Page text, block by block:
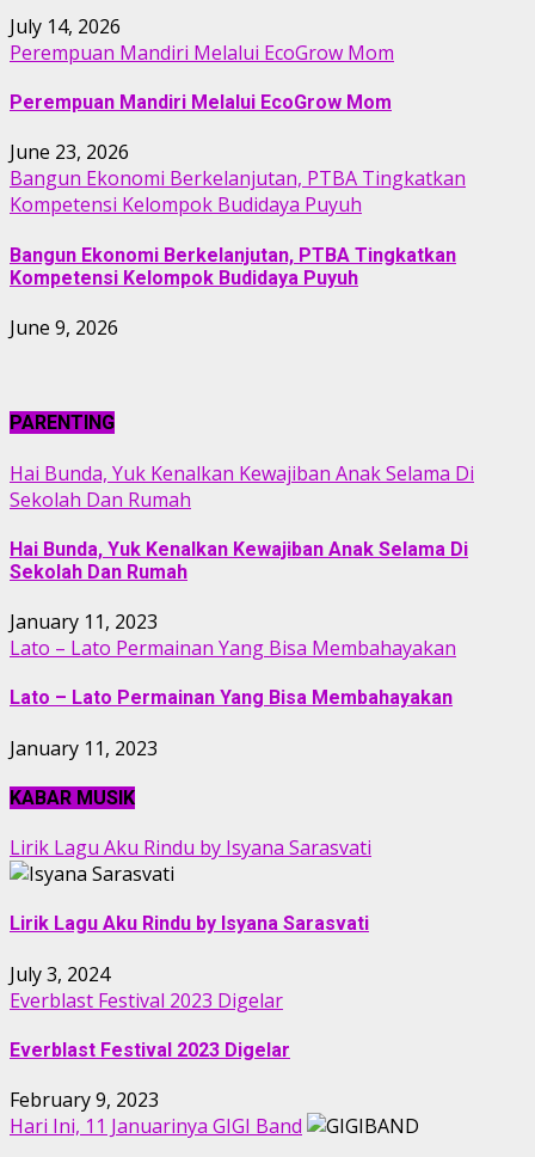
July 14, 2026
Perempuan Mandiri Melalui EcoGrow Mom
Perempuan Mandiri Melalui EcoGrow Mom
June 23, 2026
Bangun Ekonomi Berkelanjutan, PTBA Tingkatkan
Kompetensi Kelompok Budidaya Puyuh
Bangun Ekonomi Berkelanjutan, PTBA Tingkatkan
Kompetensi Kelompok Budidaya Puyuh
June 9, 2026
PARENTING
Hai Bunda, Yuk Kenalkan Kewajiban Anak Selama Di
Sekolah Dan Rumah
Hai Bunda, Yuk Kenalkan Kewajiban Anak Selama Di
Sekolah Dan Rumah
January 11, 2023
Lato – Lato Permainan Yang Bisa Membahayakan
Lato – Lato Permainan Yang Bisa Membahayakan
January 11, 2023
KABAR MUSIK
Lirik Lagu Aku Rindu by Isyana Sarasvati
Lirik Lagu Aku Rindu by Isyana Sarasvati
July 3, 2024
Everblast Festival 2023 Digelar
Everblast Festival 2023 Digelar
February 9, 2023
Hari Ini, 11 Januarinya GIGI Band